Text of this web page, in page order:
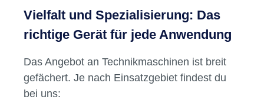
Vielfalt und Spezialisierung: Das
richtige Gerät für jede Anwendung
Das Angebot an Technikmaschinen ist breit
gefächert. Je nach Einsatzgebiet findest du
bei uns: